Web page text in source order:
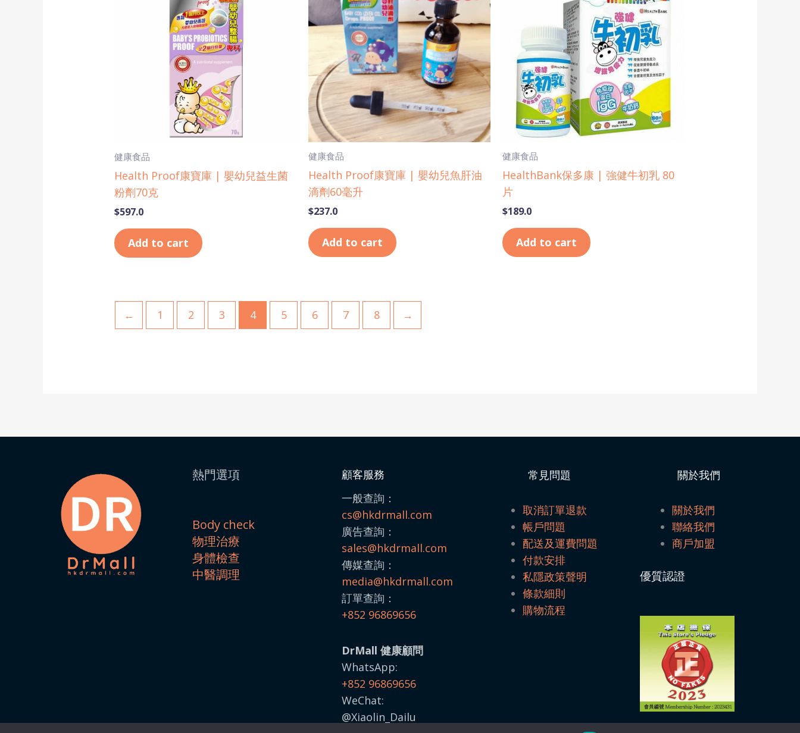
健康食品
Health Proof康寶庫 | 嬰幼兒益生菌
粉劑70克
$597.0
Add to cart
健康食品
Health Proof康寶庫 | 嬰幼兒魚肝油
滴劑60毫升
$237.0
Add to cart
健康食品
HealthBank保多康 | 強健牛初乳 80
片
$189.0
Add to cart
← 1 2 3 4 5 6 7 8 →
熱門選項
Body check
物理治療
身體檢查
中醫調理
顧客服務
一般查詢：
cs@hkdrmall.com
廣告查詢：
sales@hkdrmall.com
傳媒查詢：
media@hkdrmall.com
訂單查詢：
+852 96869656
DrMall 健康顧問
WhatsApp:
+852 96869656
WeChat:
@Xiaolin_Dailu
常見問題
取消訂單退款
帳戶問題
配送及運費問題
付款安排
私隱政策聲明
條款細則
購物流程
關於我們
關於我們
聯絡我們
商戶加盟
優質認證